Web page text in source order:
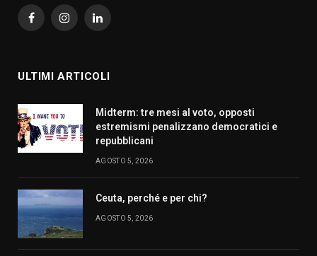
FacebookInstagramLinkedIn
ULTIMI ARTICOLI
Midterm: tre mesi al voto, opposti
estremismi penalizzano democratici e
repubblicani
AGOSTO 5, 2026
Ceuta, perché e per chi?
AGOSTO 5, 2026